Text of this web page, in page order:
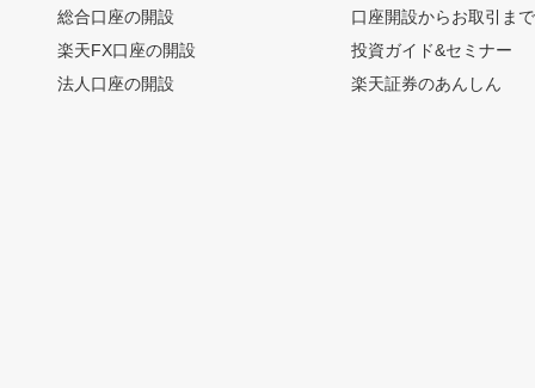
総合口座の開設
楽天FX口座の開設
法人口座の開設
口座開設からお取引ま
投資ガイド&セミナー
楽天証券のあんしん